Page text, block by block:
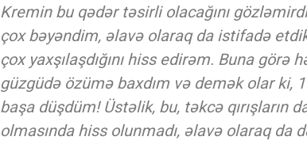
Kremin bu qədər təsirli olacağını
çox bəyəndim, əlavə olaraq da istifadə
çox yaxşılaşdığını hiss edirəm. Buna
güzgüdə özümə baxdım və demək olar ki,
başa düşdüm! Üstəlik, bu, təkcə qırışların
olmasında hiss olunmadı, əlavə olaraq da